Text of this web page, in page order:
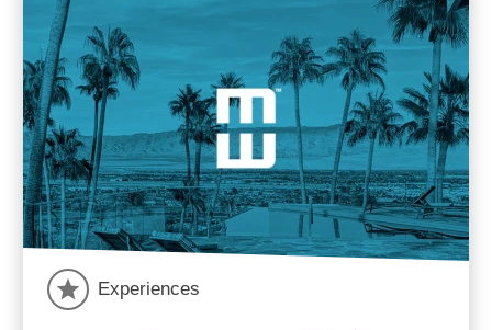
Experiences